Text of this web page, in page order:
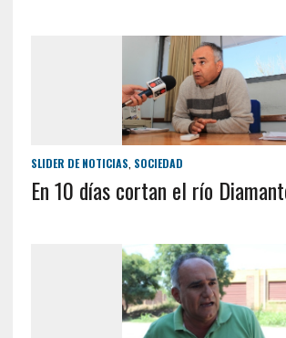
SLIDER DE NOTICIAS SOCIEDAD
En 10 días cortan el río